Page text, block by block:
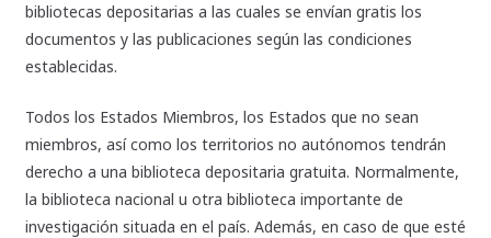
bibliotecas depositarias a las cuales se envían gratis los
documentos y las publicaciones según las condiciones
establecidas.
Todos los Estados Miembros, los Estados que no sean
miembros, así como los territorios no autónomos tendrán
derecho a una biblioteca depositaria gratuita. Normalmente,
la biblioteca nacional u otra biblioteca importante de
investigación situada en el país. Además, en caso de que esté